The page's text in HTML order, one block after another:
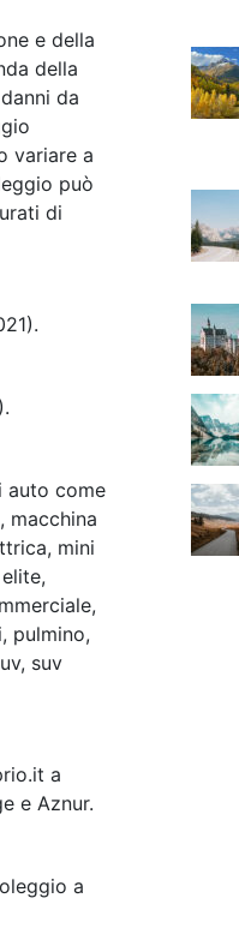
e della
della
da
variare a
può
di
auto come
macchina
mini
pulmino,
suv
a
e Aznur.
a